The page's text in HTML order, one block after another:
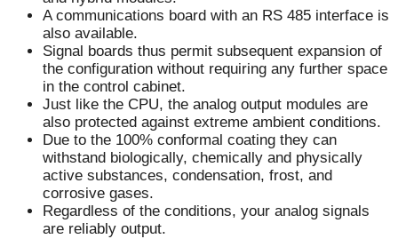
A communications board with an RS 485 interface is
also available.
Signal boards thus permit subsequent expansion of
the configuration without requiring any further space
in the control cabinet.
Just like the CPU, the analog output modules are
also protected against extreme ambient conditions.
Due to the 100% conformal coating they can
withstand biologically, chemically and physically
active substances, condensation, frost, and
corrosive gases.
Regardless of the conditions, your analog signals
are reliably output.